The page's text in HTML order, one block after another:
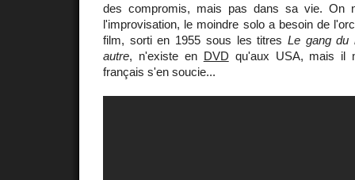
des compromis, mais pas dans sa vie. On
l'improvisation, le moindre solo a besoin de
film, sorti en 1955 sous les titres Le gang du
autre, n'existe en DVD qu'aux USA, mais il
français s'en soucie...